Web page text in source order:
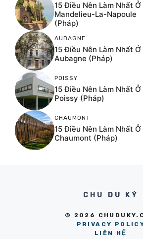
15 Điều Nên Làm Nhất Ở
Mandelieu-La-Napoule
(Pháp)
AUBAGNE
15 Điều Nên Làm Nhất Ở
Aubagne (Pháp)
POISSY
15 Điều Nên Làm Nhất Ở
Poissy (Pháp)
CHAUMONT
15 Điều Nên Làm Nhất Ở
Chaumont (Pháp)
CHU DU KÝ
© 2026
PRIVACY
LIÊN HỆ